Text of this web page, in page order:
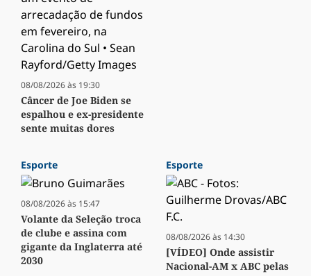
08/08/2026 às 19:30
Câncer de Joe Biden se
espalhou e ex-presidente
sente muitas dores
Esporte
08/08/2026 às 15:47
Volante da Seleção troca
de clube e assina com
gigante da Inglaterra até
2030
Esporte
08/08/2026 às 14:30
[VÍDEO] Onde assistir
Nacional-AM x ABC pelas